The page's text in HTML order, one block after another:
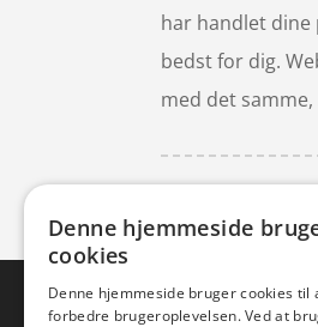
har handlet dine
bedst for dig.
med det
Denne hjemmeside
cookies
Denne hjemmeside bruger cookies til
forbedre brugeroplevelsen. Ved at